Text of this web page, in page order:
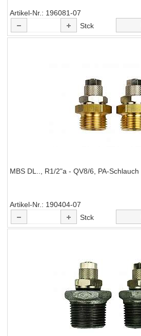
Artikel-Nr.
196081-07
Stck
MBS DL.., R1/2"a - QV8/6, PA-
Artikel-Nr.
190404-07
Stck